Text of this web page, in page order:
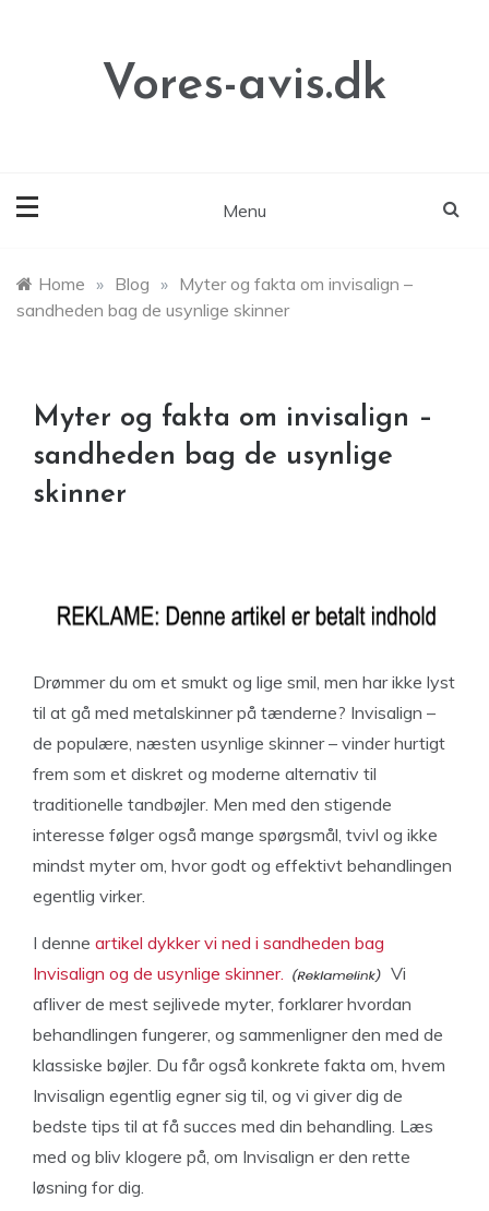
Vores-avis.dk
Menu
Home » Blog » Myter og fakta om invisalign –
sandheden bag de usynlige skinner
Myter og fakta om invisalign –
sandheden bag de usynlige
skinner
Drømmer du om et smukt og lige smil, men har ikke lyst
til at gå med metalskinner på tænderne? Invisalign –
de populære, næsten usynlige skinner – vinder hurtigt
frem som et diskret og moderne alternativ til
traditionelle tandbøjler. Men med den stigende
interesse følger også mange spørgsmål, tvivl og ikke
mindst myter om, hvor godt og effektivt behandlingen
egentlig virker.
I denne artikel dykker vi ned i sandheden bag
Invisalign og de usynlige skinner.
Vi
afliver de mest sejlivede myter, forklarer hvordan
behandlingen fungerer, og sammenligner den med de
klassiske bøjler. Du får også konkrete fakta om, hvem
Invisalign egentlig egner sig til, og vi giver dig de
bedste tips til at få succes med din behandling. Læs
med og bliv klogere på, om Invisalign er den rette
løsning for dig.